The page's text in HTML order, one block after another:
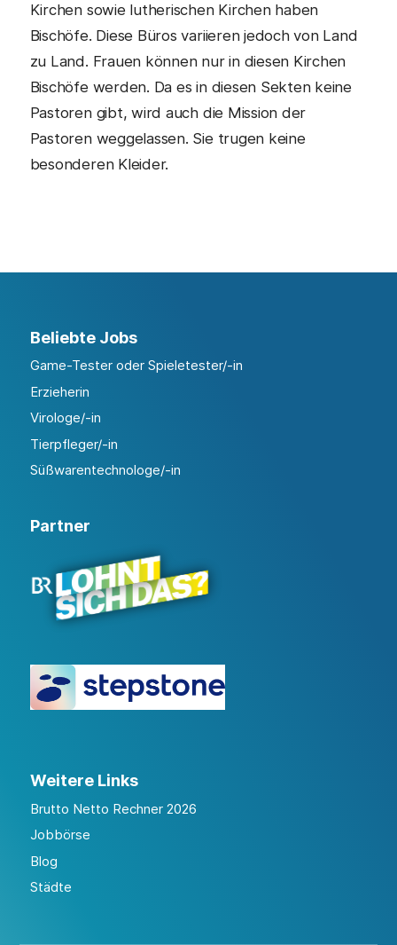
Kirchen sowie lutherischen Kirchen haben
Bischöfe. Diese Büros variieren jedoch von Land
zu Land. Frauen können nur in diesen Kirchen
Bischöfe werden. Da es in diesen Sekten keine
Pastoren gibt, wird auch die Mission der
Pastoren weggelassen. Sie trugen keine
besonderen Kleider.
Beliebte Jobs
Game-Tester oder Spieletester/-in
Erzieherin
Virologe/-in
Tierpfleger/-in
Süßwarentechnologe/-in
Partner
Weitere Links
Brutto Netto Rechner 2026
Jobbörse
Blog
Städte